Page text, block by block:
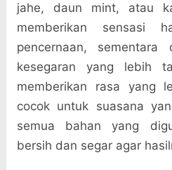
jahe, daun mint, atau
memberikan sensasi
pencernaan,
kesegaran yang lebih
memberikan rasa yang
cocok untuk suasana
semua bahan yang
bersih dan segar agar